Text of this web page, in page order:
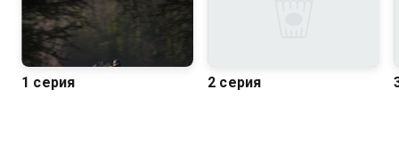
1 серия 2 серия